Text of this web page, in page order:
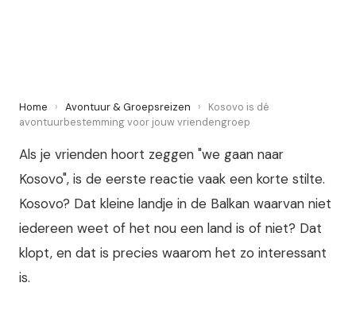
Home › Avontuur & Groepsreizen ›
Kosovo is dé
avontuurbestemming voor jouw vriendengroep
Als je vrienden hoort zeggen "we gaan naar
Kosovo", is de eerste reactie vaak een korte stilte.
Kosovo? Dat kleine landje in de Balkan waarvan niet
iedereen weet of het nou een land is of niet? Dat
klopt, en dat is precies waarom het zo interessant
is.